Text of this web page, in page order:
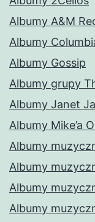
Albumy A&M
Albumy
Albumy Gossip
Albumy grupy
Albumy Janet
Albumy Mike’a
Albumy
Albumy
Albumy
Albumy